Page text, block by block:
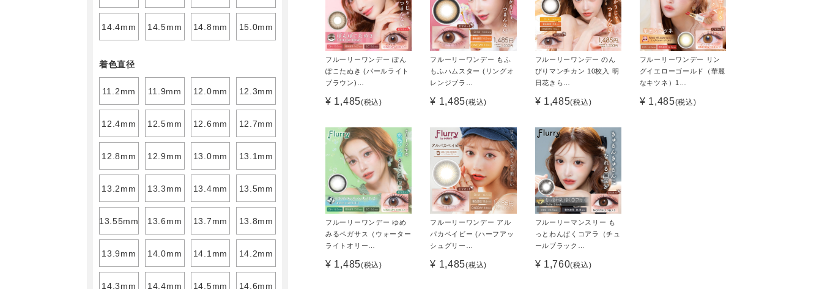
14.4mm 14.5mm 14.8mm 15.0mm
着色直径
11.2mm 11.9mm 12.0mm 12.3mm
12.4mm 12.5mm 12.6mm 12.7mm
12.8mm 12.9mm 13.0mm 13.1mm
13.2mm 13.3mm 13.4mm 13.5mm
13.55mm 13.6mm 13.7mm 13.8mm
13.9mm 14.0mm 14.1mm 14.2mm
14.3mm 14.4mm 14.5mm 14.6mm
フルーリーワンデー ぽん
ぽこたぬき (パールライト
ブラウン)…
¥ 1,485(税込)
フルーリーワンデー もふ
もふハムスター (リングオ
レンジブラ…
¥ 1,485(税込)
フルーリーワンデー のん
びりマンチカン 10枚入 明
日花きら…
¥ 1,485(税込)
フルーリーワンデー リン
グイエローゴールド（華麗
なキツネ）1…
¥ 1,485(税込)
フルーリーワンデー ゆめ
みるペガサス（ウォーター
ライトオリー…
¥ 1,485(税込)
フルーリーワンデー アル
パカベイビー (ハーフアッ
シュグリー…
¥ 1,485(税込)
フルーリーマンスリー も
っとわんぱくコアラ（チュ
ールブラック…
¥ 1,760(税込)